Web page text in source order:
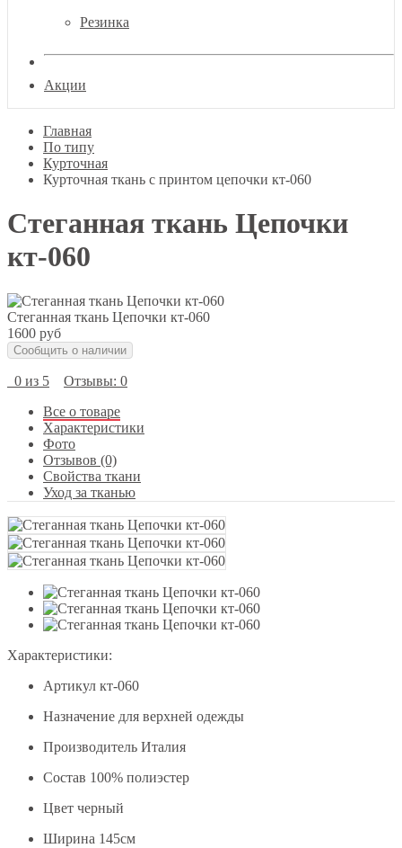
Резинка
Акции
Главная
По типу
Курточная
Курточная ткань с принтом цепочки кт-060
Cтеганная ткань Цепочки
кт-060
Cтеганная ткань Цепочки кт-060
1600 руб
Сообщить о наличии
0 из 5
Отзывы: 0
Все о товаре
Характеристики
Фото
Отзывов (0)
Свойства ткани
Уход за тканью
Характеристики:
Артикул кт-060
Назначение для верхней одежды
Производитель Италия
Состав 100% полиэстер
Цвет черный
Ширина 145см